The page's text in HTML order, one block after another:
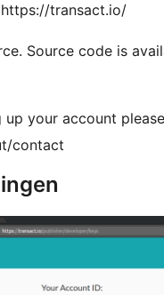
transact.io/
transact-
up your account
contact